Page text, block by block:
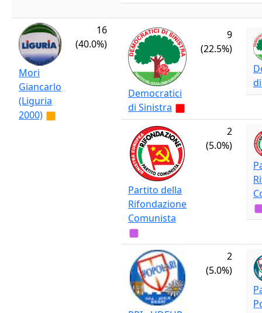
Mori
Giancarlo
(Liguria
2000)
16
(40.0%)
Democratici
di Sinistra
9
(22.5%)
Partito della
Rifondazione
Comunista
2
(5.0%)
2
(5.0%)